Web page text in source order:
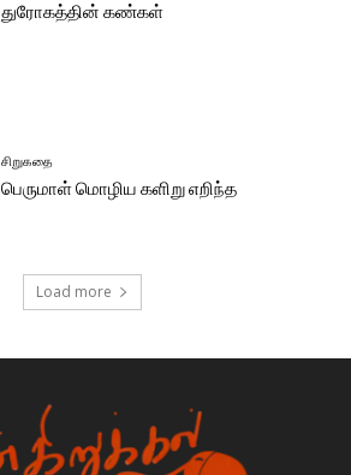
துரோகத்தின் கண்கள்
சிறுகதை
பெருமாள் மொழிய களிறு எறிந்த
Load more